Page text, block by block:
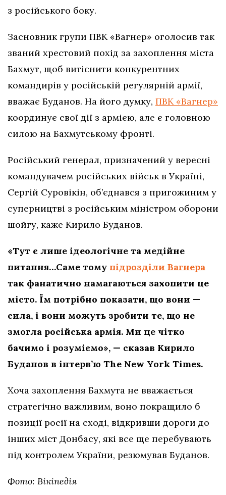
з російського боку.
Засновник групи ПВК «Вагнер» оголосив так
званий хрестовий похід за захоплення міста
Бахмут, щоб витіснити конкурентних
командирів у російській регулярній армії,
вважає Буданов. На його думку, ПВК «Вагнер»
координує свої дії з армією, але є головною
силою на Бахмутському фронті.
Російський генерал, призначений у вересні
командувачем російських військ в Україні,
Сергій Суровікін, об’єднався з пригожиним у
суперництві з російським міністром оборони
шойгу, каже Кирило Буданов.
«Тут є лише ідеологічне та медійне
питання…Саме тому підрозділи Вагнера
так фанатично намагаються захопити це
місто. Їм потрібно показати, що вони —
сила, і вони можуть зробити те, що не
змогла російська армія. Ми це чітко
бачимо і розуміємо», — сказав Кирило
Буданов в інтерв’ю The New York Times.
Хоча захоплення Бахмута не вважається
стратегічно важливим, воно покращило б
позиції росії на сході, відкривши дороги до
інших міст Донбасу, які все ще перебувають
під контролем України, резюмував Буданов.
Фото: Вікіпедія